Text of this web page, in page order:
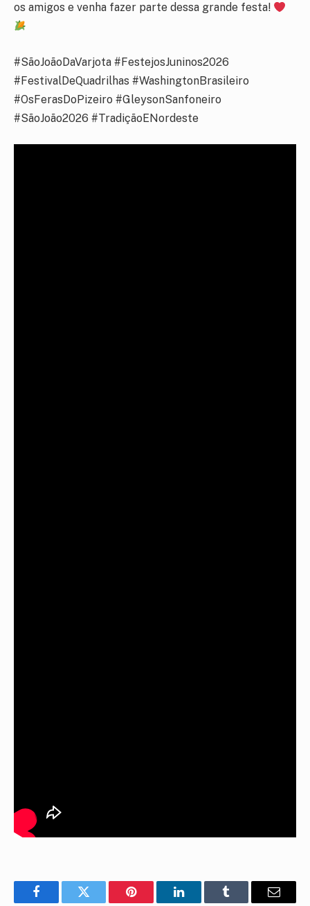
os amigos e venha fazer parte dessa grande festa!
#SãoJoãoDaVarjota #FestejosJuninos2026
#FestivalDeQuadrilhas #WashingtonBrasileiro
#OsFerasDoPizeiro #GleysonSanfoneiro
#SãoJoão2026 #TradiçãoENordeste
FacebookTwitter Pinterest LinkedInTumblr E-